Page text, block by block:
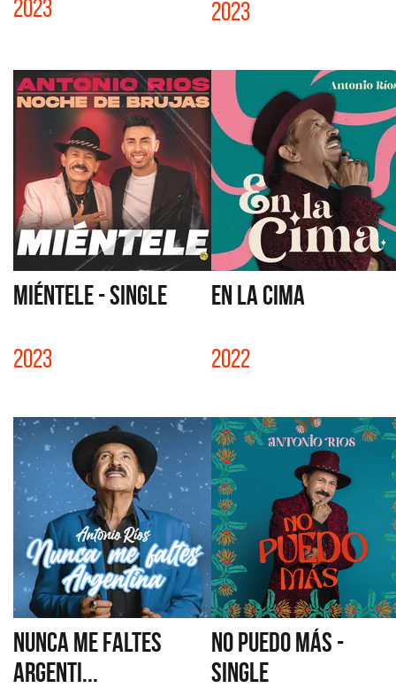
2023 2023
MIÉNTELE - SINGLE
2023
EN LA CIMA
2022
NUNCA ME FALTES
ARGENTI...
NO PUEDO MÁS -
SINGLE